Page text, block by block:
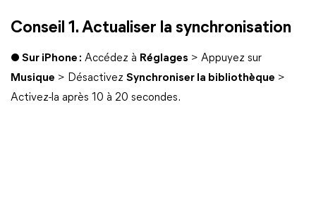
Conseil 1. Actualiser la synchronisation
● Sur iPhone : Accédez à Réglages > Appuyez sur
Musique > Désactivez Synchroniser la bibliothèque >
Activez-la après 10 à 20 secondes.